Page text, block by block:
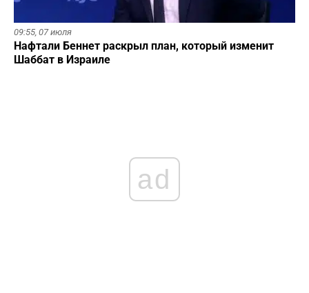
09:55, 07 июля
Нафтали Беннет раскрыл план, который изменит
Шаббат в Израиле
ad